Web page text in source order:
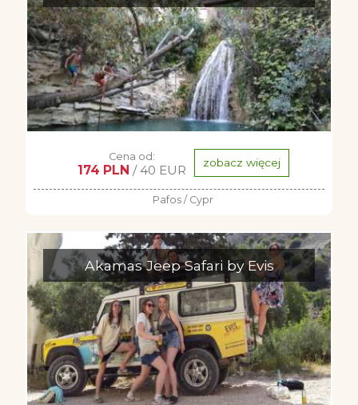
Cena od:
174 PLN / 40 EUR zobacz więcej
Pafos / Cypr
Akamas Jeep Safari by Evis